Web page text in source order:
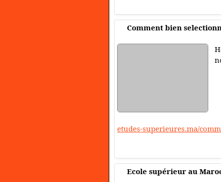
Comment bien
etudes-superieures.ma/
Ecole supérieur au